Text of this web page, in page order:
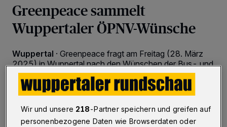
Greenpeace sammelt
Wuppertaler ÖPNV-Wünsche
Wuppertal · Greenpeace fragt am Freitag (28. März
2025) in Wuppertal nach den Wünschen der Bus- und
Bahnkundinnen und -kunden für ein besseres Angebot
der öffentlichen Verkehrsmittel – von 16 bis 18 Uhr auf
dem Elberfelder Laurentiusplatz.
Wir und unsere 218-Partner speichern und greifen auf
personenbezogene Daten wie Browserdaten oder